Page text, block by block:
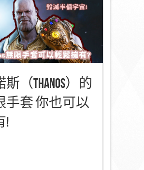
斯（Thanos）的
手套 你也可以
!